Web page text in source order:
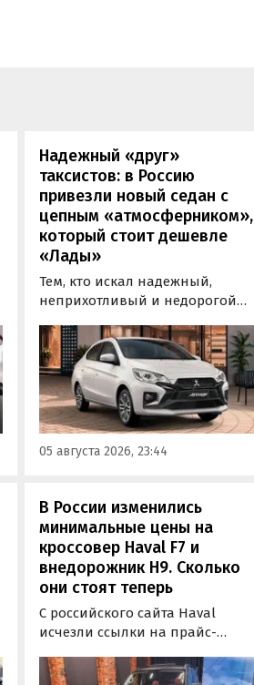
Надежный «друг»
таксистов: в Россию
привезли новый седан с
цепным «атмосферником»,
который стоит дешевле
«Лады»
Тем, кто искал надежный,
неприхотливый и недорогой
может подойти популярный у
азиатских таксистов седан
Mitsubishi Attrage. В Таиланде
он стоит от 1 380 000 рублей по
текущему курсу, а «частник» из
Екатеринбурга просит за него 1
600 000 рублей, узнали
05 августа 2026, 23:44
В России изменились
минимальные цены на
кроссовер Haval F7 и
внедорожник H9. Сколько
они стоят теперь
С российского сайта Haval
исчезли ссылки на прайс-
F7 и рамные внедорожники H9